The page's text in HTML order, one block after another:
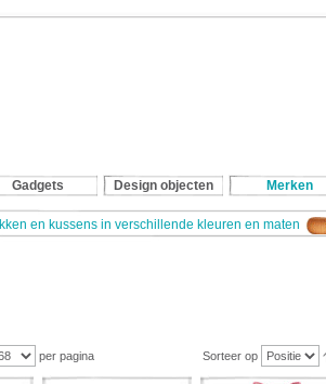
Gadgets Design objecten Merken
en kussens in verschillende kleuren en maten
per pagina Sorteer op